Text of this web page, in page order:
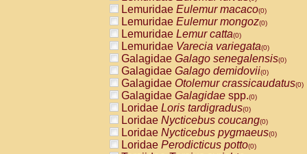
CebidaeSaimiri sciureus(0)
AtelidaeAlouatta caraya(0)
AtelidaeAlouatta fusca(0)
AtelidaeAlouatta seniculus(0)
AtelidaeAlouattaspp.(0)
AtelidaeAteles belzebuth(0)
AtelidaeAteles geoffroyi(0)
AtelidaeAteles paniscus(0)
AtelidaeAtelesspp.(0)
AtelidaeLagothrix lagothricha(0)
AtelidaeLagothrix lagothricha cana
PitheciidaeCacajao calvus
Lemuridae Eulemur macaco(0)
Lemuridae Eulemur mongoz(0)
Lemuridae Lemur catta(0)
Lemuridae Varecia variegata(0)
Galagidae Galago senegalensis(0)
Galagidae Galago demidovii(0)
Galagidae Otolemur crassicaudatus(0)
Galagidae Galagidae spp.(0)
Loridae Loris tardigradus(0)
Loridae Nycticebus coucang(0)
Loridae Nycticebus pygmaeus(0)
Loridae Perodicticus potto(0)